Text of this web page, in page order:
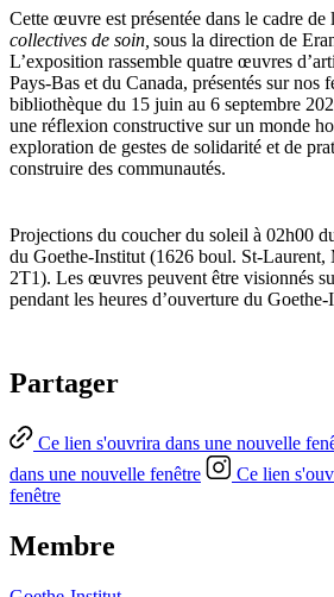
Cette œuvre est présentée dans le cadre de
collectives de soin, sous la direction de
L’exposition rassemble quatre œuvres
Pays-Bas et du Canada, présentés sur nos
bibliothèque du 15 juin au 6 septembre
une réflexion constructive sur un monde
exploration de gestes de solidarité et de
construire des communautés.
Projections du coucher du soleil à 02h00
du Goethe-Institut (1626 boul. St-
2T1). Les œuvres peuvent être visionnés
pendant les heures d’ouverture du Goethe-
Partager
Ce lien s'ouvrira dans une nouvelle
dans une nouvelle fenêtre
Ce lien
fenêtre
Membre